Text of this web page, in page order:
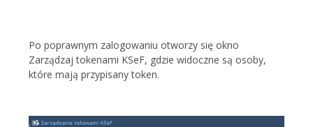
Po poprawnym zalogowaniu otworzy się okno
Zarządzaj tokenami KSeF, gdzie widoczne są osoby,
które mają przypisany token.